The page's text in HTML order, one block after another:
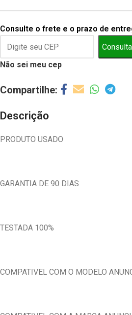
Consulte o frete e o prazo de
Não sei meu cep
Descrição
PRODUTO USADO
GARANTIA DE 90 DIAS
TESTADA 100%
COMPATIVEL COM O MODELO